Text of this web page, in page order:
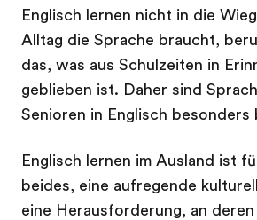
Englisch lernen nicht in die
Alltag die Sprache braucht,
das, was aus Schulzeiten in
geblieben ist. Daher sind
Senioren in Englisch besonders
Englisch lernen im Ausland ist
beides, eine aufregende
eine Herausforderung, an deren